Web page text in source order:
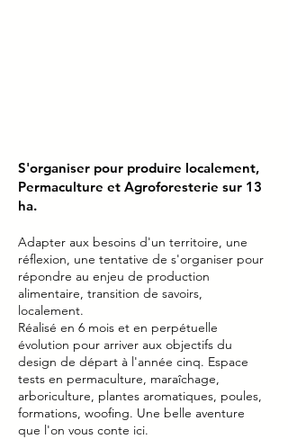
S'organiser pour produire localement,
Permaculture et Agroforesterie sur 13
ha.
Adapter aux besoins d'un territoire, une
réflexion, une tentative de s'organiser pour
répondre au enjeu de production
alimentaire, transition de savoirs,
localement.
Réalisé en 6 mois et en perpétuelle
évolution pour arriver aux objectifs du
design de départ à l'année cinq. Espace
tests en permaculture, maraîchage,
arboriculture, plantes aromatiques, poules,
formations, woofing. Une belle aventure
que l'on vous conte ici.